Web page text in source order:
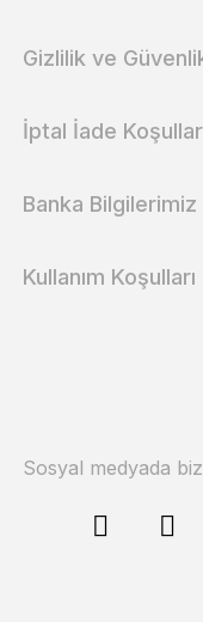
Gizlilik ve
İptal İade
Banka Bilgilerimiz
Kullanım Koşulları
Sosyal medyada